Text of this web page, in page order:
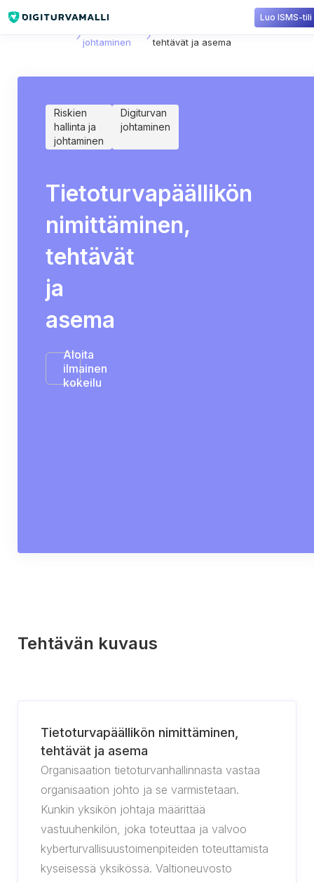
Luo ISMS-tili
johtaminen
Tietoturvapäällikön nimittäminen,
tehtävät ja asema
Riskien
hallinta ja
johtaminen
Digiturvan
johtaminen
Tietoturvapäällikön
nimittäminen,
tehtävät
ja
asema
Aloita
ilmainen
kokeilu
Tehtävän kuvaus
Tietoturvapäällikön nimittäminen,
tehtävät ja asema
Organisaation tietoturvanhallinnasta vastaa
organisaation johto ja se varmistetaan.
Kunkin yksikön johtaja määrittää
vastuuhenkilön, joka toteuttaa ja valvoo
kyberturvallisuustoimenpiteiden toteuttamista
kyseisessä yksikössä. Valtioneuvosto